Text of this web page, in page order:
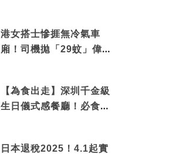
港女搭士慘捱無冷氣車
廂！司機拋「29蚊」偉論
【為食出走】深圳千金級
生日儀式感餐廳！必食失
日本退稅2025！4.1起實